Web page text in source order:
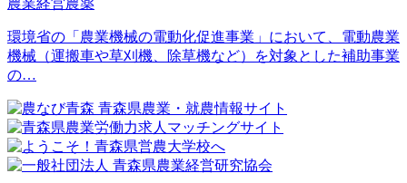
環境省の「農業機械の電動化促進事業」において、電動農業
機械（運搬車や草刈機、除草機など）を対象とした補助事業
の…